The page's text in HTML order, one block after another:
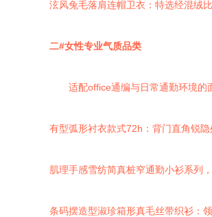
泫风兔毛落肩连帽卫衣：特选经混绒
二#女性专业气质品类
适配office通编与日常通勤环境的
有型弧形衬衣款式72h：背门直角锐
肌理手感雪纺简真桩窄通勤小衫系列
条码摆造型淑珍箱形真毛丝带织衫：